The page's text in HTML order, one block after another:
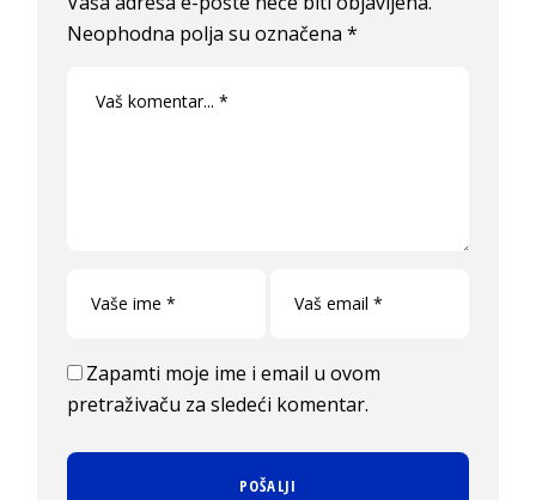
Neophodna polja su označena*
Zapamti moje ime i email u ovom
pretraživaču za sledeći komentar.